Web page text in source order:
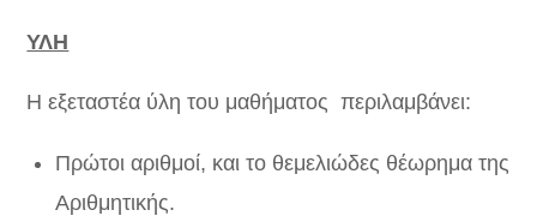
ΥΛΗ
Η εξεταστέα ύλη του μαθήματος περιλαμβάνει:
Πρώτοι αριθμοί, και το θεμελιώδες θέωρημα της
Αριθμητικής.